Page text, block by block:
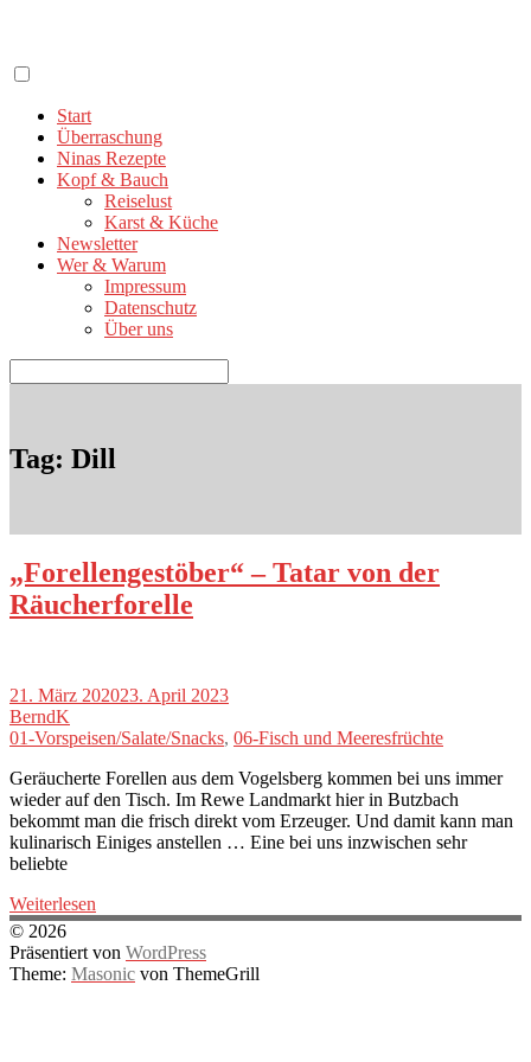
springen
Start
Überraschung
Ninas Rezepte
Kopf & Bauch
Reiselust
Karst & Küche
Newsletter
Wer & Warum
Impressum
Datenschutz
Über uns
nach:
Tag: Dill
„Forellengestöber“ – Tatar von der
Räucherforelle
21. März 202023. April 2023
BerndK
01-Vorspeisen/Salate/Snacks, 06-Fisch und Meeresfrüchte
Geräucherte Forellen aus dem Vogelsberg kommen bei uns immer
wieder auf den Tisch. Im Rewe Landmarkt hier in Butzbach
bekommt man die frisch direkt vom Erzeuger. Und damit kann man
kulinarisch Einiges anstellen … Eine bei uns inzwischen sehr
beliebte
Weiterlesen
© 2026
Präsentiert von WordPress
Theme: Masonic von ThemeGrill